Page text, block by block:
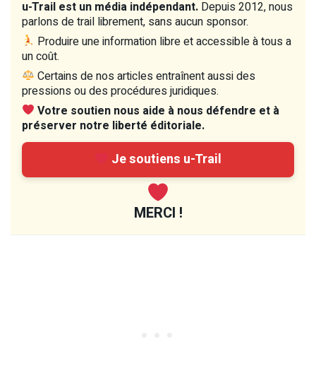
u-Trail est un média indépendant. Depuis 2012, nous
parlons de trail librement, sans aucun sponsor.
Produire une information libre et accessible à tous a
un coût.
Certains de nos articles entraînent aussi des
pressions ou des procédures juridiques.
Votre soutien nous aide à nous défendre et à
préserver notre liberté éditoriale.
Je soutiens u-Trail
MERCI !